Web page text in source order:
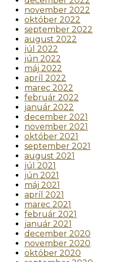
november 2022
október 2022
september 2022
august 2022
júl 2022
jún 2022
máj 2022
apríl 2022
marec 2022
február 2022
január 2022
december 2021
november 2021
október 2021
september 2021
august 2021
júl 2021
jún 2021
máj 2021
apríl 2021
marec 2021
február 2021
január 2021
december 2020
november 2020
október 2020